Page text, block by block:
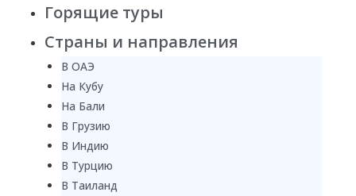
Горящие туры
Страны и направления
В ОАЭ
На Кубу
На Бали
В Грузию
В Индию
В Турцию
В Таиланд